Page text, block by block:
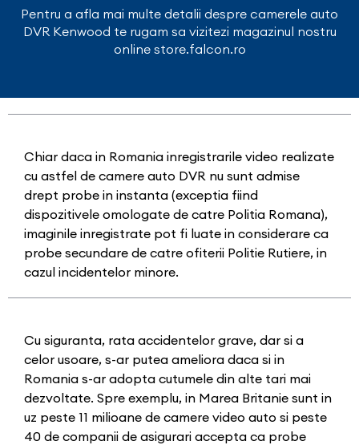
Pentru a afla mai multe detalii despre camerele auto
DVR Kenwood te rugam sa vizitezi magazinul nostru
online store.falcon.ro
Chiar daca in Romania inregistrarile video realizate
cu astfel de camere auto DVR nu sunt admise
drept probe in instanta (exceptia fiind
dispozitivele omologate de catre Politia Romana),
imaginile inregistrate pot fi luate in considerare ca
probe secundare de catre ofiterii Politie Rutiere, in
cazul incidentelor minore.
Cu siguranta, rata accidentelor grave, dar si a
celor usoare, s-ar putea ameliora daca si in
Romania s-ar adopta cutumele din alte tari mai
dezvoltate. Spre exemplu, in Marea Britanie sunt in
uz peste 11 milioane de camere video auto si peste
40 de companii de asigurari accepta ca probe